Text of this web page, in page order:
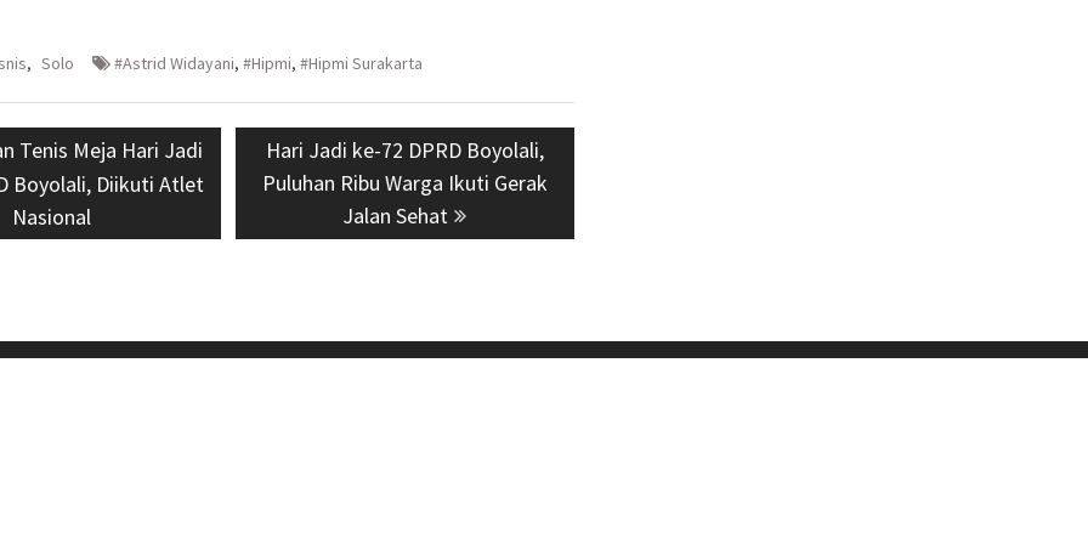
, Solo #Astrid Widayani, #Hipmi, #Hipmi Surakarta
Tenis Meja Hari Jadi
Boyolali, Diikuti Atlet
Nasional
Next
post:
Hari Jadi ke-72 DPRD Boyolali,
Puluhan Ribu Warga Ikuti Gerak
Jalan Sehat